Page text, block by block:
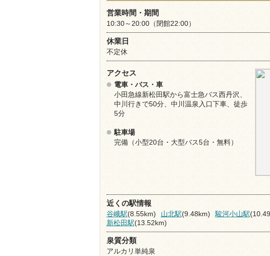
営業時間・期間
10:30～20:00（閉館22:00）
休業日
不定休
アクセス
電車・バス・車
小田急線新松田駅から富士急バス西丹沢、
中川行きで50分、中川温泉入口下車、徒歩
5分
駐車場
完備（小型20台・大型バス5台・無料）
近くの駅情報
谷峨駅(8.55km) 山北駅(9.48km) 駿河小山駅
新松田駅(13.52km)
泉質分類
アルカリ単純泉